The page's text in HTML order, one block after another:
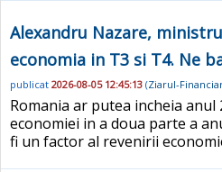
Alexandru Nazare,
economia in T3 si T4. Ne
publicat 2026-08-05 12:45:13 (Ziarul-
Romania ar putea incheia
economiei in a doua parte a
fi un factor al revenirii